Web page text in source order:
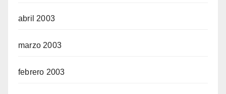
abril 2003
marzo 2003
febrero 2003